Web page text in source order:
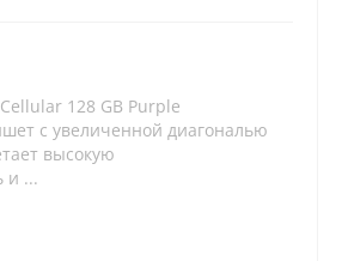
128 GB Purple
с увеличенной диагональю
высокую
и ...